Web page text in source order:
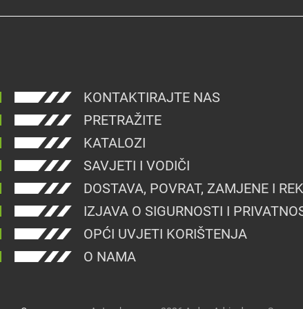
KONTAKTIRAJTE NAS
PRETRAŽITE
KATALOZI
SAVJETI I VODIČI
DOSTAVA, POVRAT, ZAMJENE I
IZJAVA O SIGURNOSTI I
OPĆI UVJETI KORIŠTENJA
O NAMA